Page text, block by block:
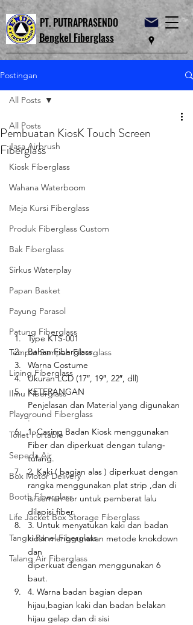
PT. PUTRAPRASENDO
Bengkel Fiberglass
Postingan
All Posts
Jasa Airbrush
Kiosk Fiberglass
Wahana Waterboom
Meja Kursi Fiberglass
Produk Fiberglass Custom
Bak Fiberglass
Sirkus Waterplay
Papan Basket
Payung Parasol
Patung Fiberglass
Tempat Sampah Fiberglass
Lining Fiberglass
Ilmu Fiberglass
Playground Fiberglass
Toilet Portable
Sepeda Air
Box Motor Delivery
Booth Fiberglass
Life Jacket Box Storage Fiberglass
Tangki Panel Fiberglass
Talang Air Fiberglass
All Posts
Pembuatan KiosK Touch Screen
Fiberglass
Type KTS-001
Bahan Fiberglass.
Warna Costume
Ukuran LCD (17″, 19″, 22″, dll)
KETERANGAN
Penjelasan dan Material yang digunakan
:
1. Casing Badan Kiosk menggunakan
Fiber dan diperkuat dengan tulang‐
tulang.
2. Kaki ( bagian alas ) diperkuat dengan
rangka menggunakan plat strip ,dan di
isi semen cor untuk pemberat lalu
dilapisi fiber.
3. Untuk menyatukan kaki dan badan
kiosk menggunakan metode knokdown
dan
diperkuat dengan menggunakan 6
baut.
4. Warna badan bagian depan
hijau,bagian kaki dan badan belakan
hijau gelap dan di sisi